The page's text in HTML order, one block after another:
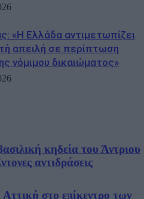
«Η Ελλάδα αντιμετωπίζει
απειλή σε περίπτωση
νόμιμου δικαιώματος»
κηδεία του Άντριου
αντιδράσεις
στο επίκεντρο των